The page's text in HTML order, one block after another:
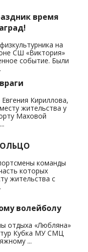
время
на
СШ «Виктория»
событие. Были
Кириллова,
жительства у
Маховой
...
команды
которых
жительства с
волейболу
отдыха «Любляна»
тур Кубка МУ СМЦ
...